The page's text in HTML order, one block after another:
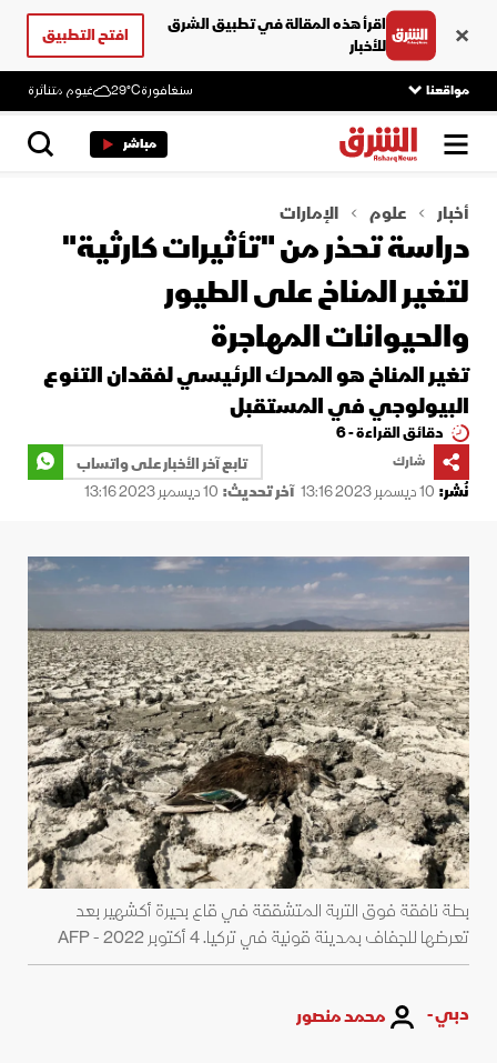
اقرأ هذه المقالة في تطبيق الشرق
للأخبار
افتح التطبيق
مواقعنا سنغافورة29°C غيوم متناثرة
مباشر
أخبار علوم الإمارات
دراسة تحذر من "تأثيرات كارثية"
لتغير المناخ على الطيور
والحيوانات المهاجرة
تغير المناخ هو المحرك الرئيسي لفقدان التنوع
البيولوجي في المستقبل
دقائق القراءة - 6
شارك
تابع آخر الأخبار على واتساب
نُشر: 10 ديسمبر 2023 13:16 آخر تحديث: 10 ديسمبر 2023 13:16
بطة نافقة فوق التربة المتشققة في قاع بحيرة أكشهير بعد
تعرضها للجفاف بمدينة قونية في تركيا. 4 أكتوبر 2022 - AFP
دبي - محمد منصور